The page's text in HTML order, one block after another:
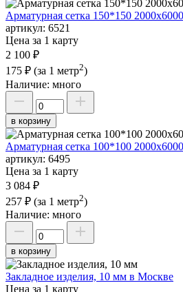
Арматурная сетка 150*150
артикул: 6521
Цена за 1 карту
2 100 ₽
175 ₽ (за 1 метр2)
Наличие: много
в корзину
Арматурная сетка 100*100
артикул: 6495
Цена за 1 карту
3 084 ₽
257 ₽ (за 1 метр2)
Наличие: много
в корзину
Закладное изделия, 10 мм в Москве
Цена за 1 карту